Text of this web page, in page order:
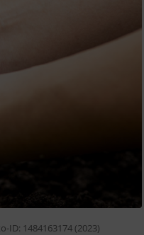
1484163174 (2023)